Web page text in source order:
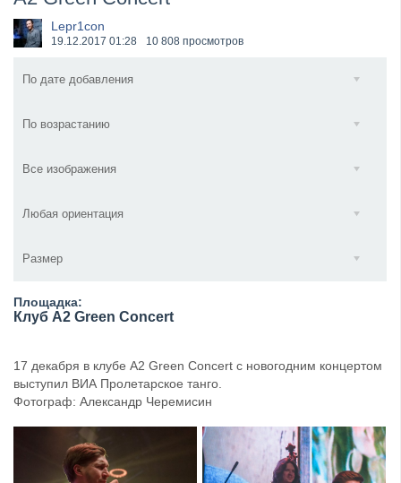
​Anthrax выпустили новый сингл и клип «Everybod...
Lepr1con
19.12.2017 01:28 10 808 просмотров
По дате добавления
По возрастанию
Все изображения
Любая ориентация
Размер
Площадка:
Клуб A2 Green Concert
17 декабря в клубе A2 Green Concert с новогодним концертом
выступил ВИА Пролетарское танго.
Фотограф: Александр Черемисин